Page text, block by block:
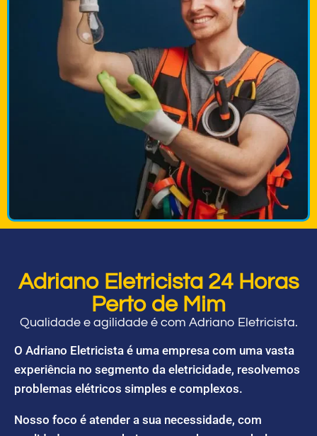
Adriano Eletricista 24 Horas
Perto de Mim
Qualidade e agilidade é com Adriano Eletricista.
O Adriano Eletricista é uma empresa com uma vasta
experiência no segmento da eletricidade, resolvemos
problemas elétricos simples e complexos.
Nosso foco é atender a sua necessidade, com